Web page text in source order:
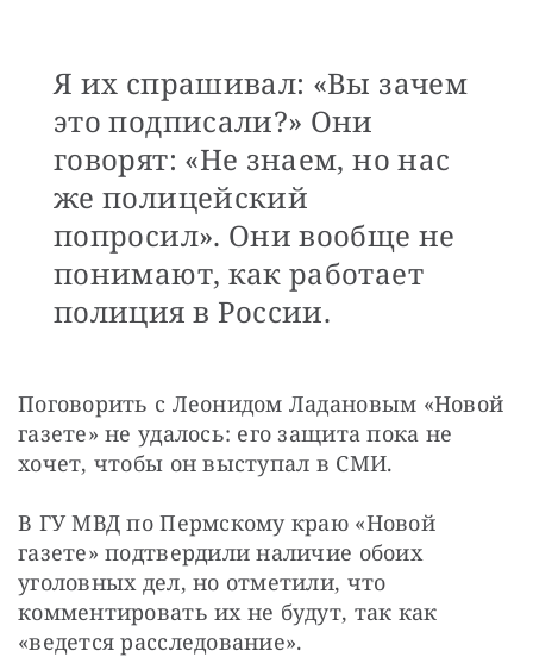
Я их спрашивал: «Вы зачем
это подписали?» Они
говорят: «Не знаем, но нас
же полицейский
попросил». Они вообще не
понимают, как работает
полиция в России.
Поговорить с Леонидом Ладановым «Новой
газете» не удалось: его защита пока не
хочет, чтобы он выступал в СМИ.
В ГУ МВД по Пермскому краю «Новой
газете» подтвердили наличие обоих
уголовных дел, но отметили, что
комментировать их не будут, так как
«ведется расследование».